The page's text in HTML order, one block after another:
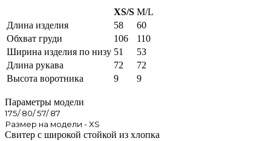
XS/S M/L
Длина изделия
58
60
Обхват груди
106
110
Ширина изделия по низу 51
53
Длина рукава
72
72
Высота воротника
9 9
Параметры модели
175/ 80/ 57/ 87
Размер на модели - XS
Свитер с широкой стойкой из хлопка